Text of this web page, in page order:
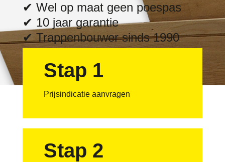
✔ Wel op maat geen poespas
✔ 10 jaar garantie
✔ Trappenbouwer sinds 1990
Stap 1
Prijsindicatie aanvragen
Stap 2